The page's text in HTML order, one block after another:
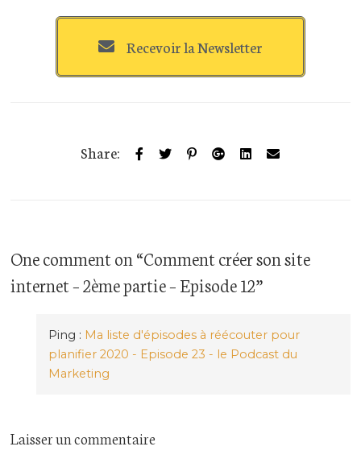
Recevoir la Newsletter
Share:
One commenton “Comment créer son site
internet – 2ème partie – Episode 12”
Ping : Ma liste d'épisodes à réécouter pour
planifier 2020 - Episode 23 - le Podcast du
Marketing
Laisser un commentaire